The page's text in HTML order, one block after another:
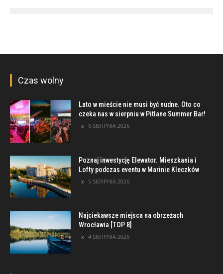
Czas wolny
Lato w mieście nie musi być nudne. Oto co
czeka nas w sierpniu w Pitlane Summer Bar!
6 SIERPNIA 2026
Poznaj inwestycję Elewator. Mieszkania i
Lofty podczas eventu w Marinie Kleczków
5 SIERPNIA 2026
Najciekawsze miejsca na obrzeżach
Wrocławia [TOP 8]
4 SIERPNIA 2026